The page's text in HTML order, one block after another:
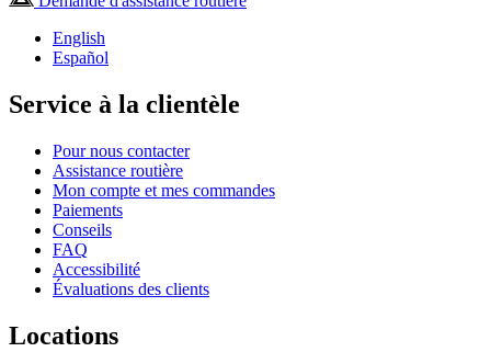
English
Español
Service à la clientèle
Pour nous contacter
Assistance routière
Mon compte et mes commandes
Paiements
Conseils
FAQ
Accessibilité
Évaluations des clients
Locations